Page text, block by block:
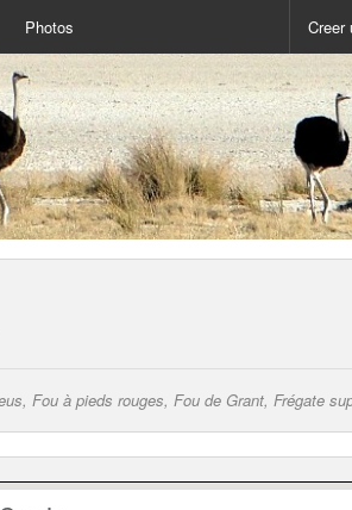
Photos Creer
Fou à pieds rouges, Fou de Grant, Frégate